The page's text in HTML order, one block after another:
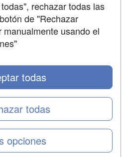
Formazion Web, S.L. - Calle
Madrid Tel: 91 533 70 78
rechazar todas las
de "Rechazar
usando el
opciones
todas
todas